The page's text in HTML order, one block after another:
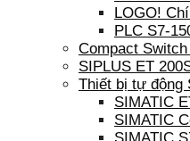
LOGO!
PLC S7-
Compact
SIPLUS ET
Thiết bị tự động
SIMATIC
SIMATIC